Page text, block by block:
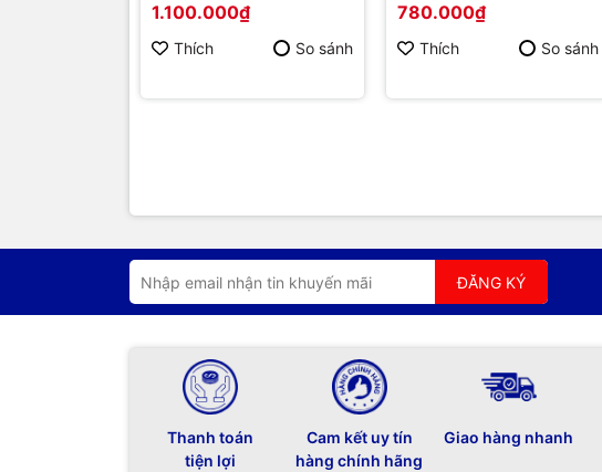
1.100.000₫
Thích So sánh
780.000₫
Thích So sánh
ĐĂNG KÝ
Thanh toán
tiện lợi
Cam kết uy tín
hàng chính hãng
Giao hàng nhanh